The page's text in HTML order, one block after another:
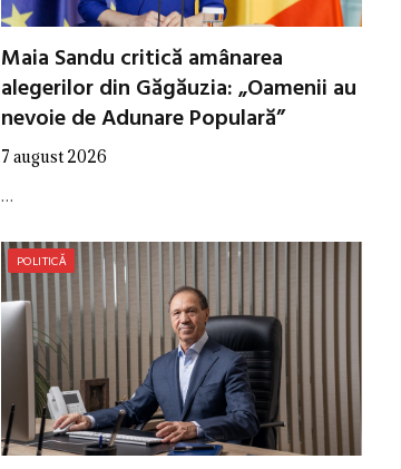
Maia Sandu critică amânarea
alegerilor din Găgăuzia: „Oamenii au
nevoie de Adunare Populară”
7 august 2026
…
POLITICĂ